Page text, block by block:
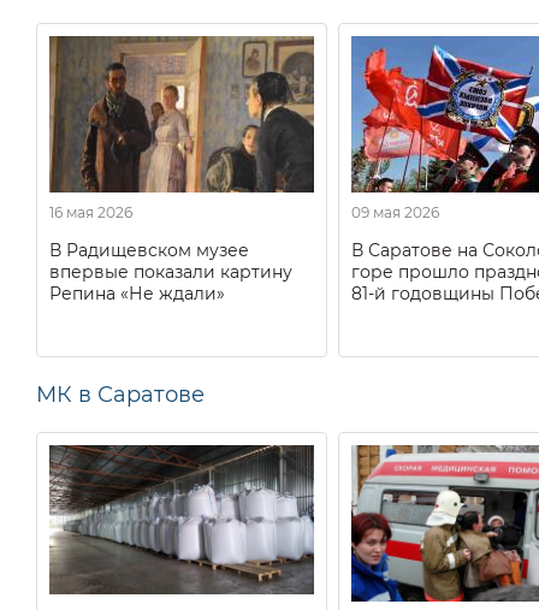
16 мая 2026
В Радищевском музее
впервые показали картину
Репина «Не ждали»
09 мая 2026
В Саратове на
горе прошло
81-й годовщины
МК в Саратове